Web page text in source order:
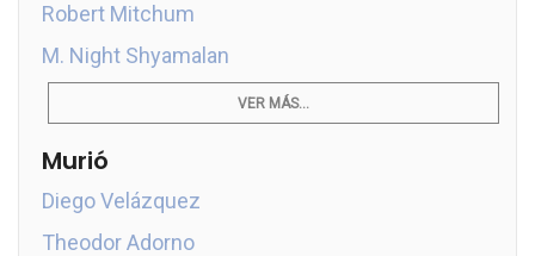
Robert Mitchum
M. Night Shyamalan
VER MÁS...
Murió
Diego Velázquez
Theodor Adorno